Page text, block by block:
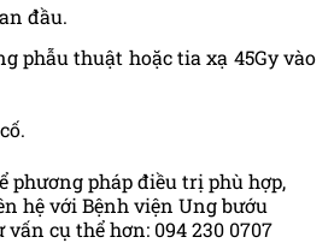
đầu.
phẫu thuật hoặc tia xạ 45Gy vào
phương pháp điều trị phù hợp,
hệ với Bệnh viện Ung bướu
cụ thể hơn: 094 230 0707